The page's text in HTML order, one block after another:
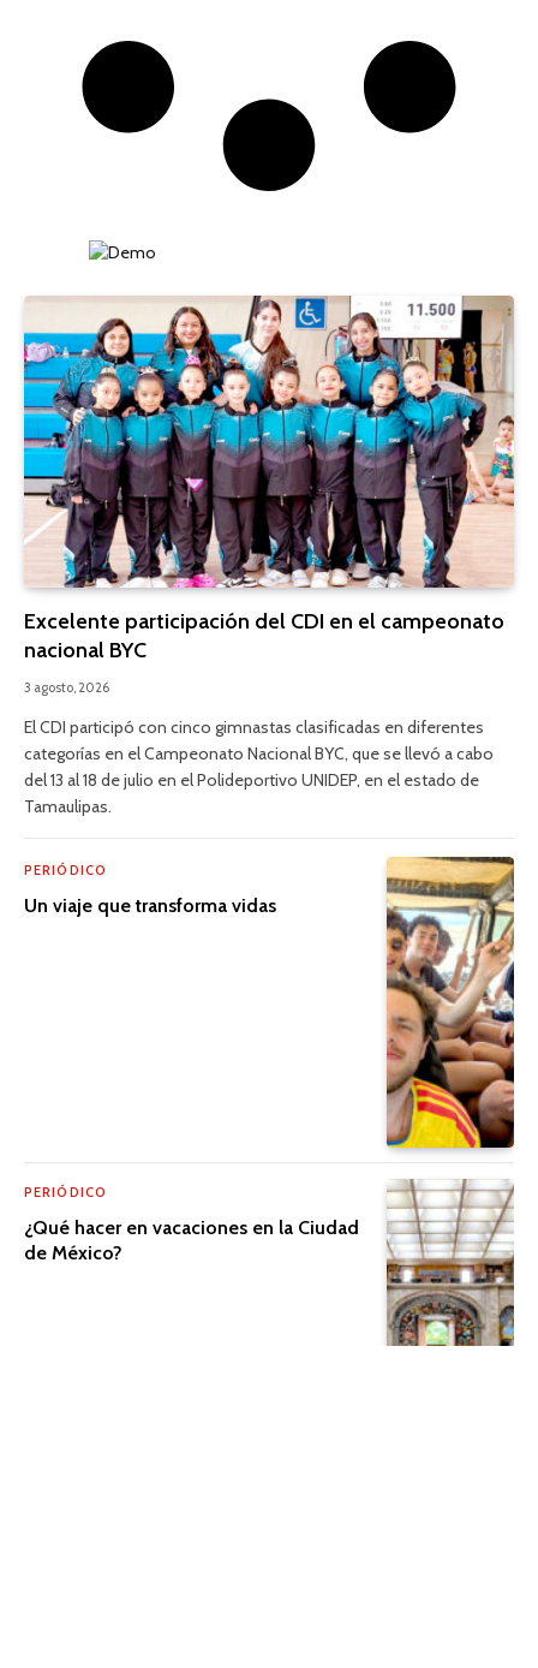
Excelente participación del CDI en el campeonato
nacional BYC
3 agosto, 2026
El CDI participó con cinco gimnastas clasificadas en diferentes
categorías en el Campeonato Nacional BYC, que se llevó a cabo
del 13 al 18 de julio en el Polideportivo UNIDEP, en el estado de
Tamaulipas.
PERIÓDICO
Un viaje que transforma vidas
PERIÓDICO
¿Qué hacer en vacaciones en la Ciudad
de México?